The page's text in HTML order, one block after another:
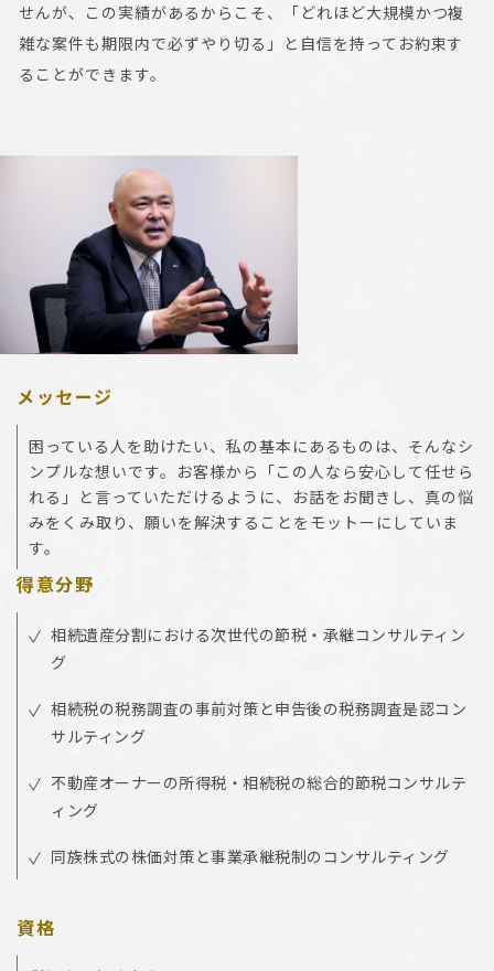
せんが、この実績があるからこそ、「どれほど大規模かつ複
雑な案件も期限内で必ずやり切る」と自信を持ってお約束す
ることができます。
メッセージ
困っている人を助けたい、私の基本にあるものは、そんなシ
ンプルな想いです。お客様から「この人なら安心して任せら
れる」と言っていただけるように、お話をお聞きし、真の悩
みをくみ取り、願いを解決することをモットーにしていま
す。
得意分野
相続遺産分割における次世代の節税・承継コンサルティン
グ
相続税の税務調査の事前対策と申告後の税務調査是認コン
サルティング
不動産オーナーの所得税・相続税の総合的節税コンサルテ
ィング
同族株式の株価対策と事業承継税制のコンサルティング
資格